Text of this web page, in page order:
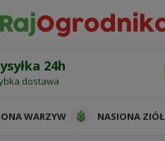
24h
dostawa
WARZYW NASIONA ZIÓŁ